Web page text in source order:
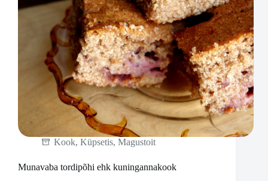
Kook, Küpsetis, Magustoit
Munavaba tordipõhi ehk kuningannakook